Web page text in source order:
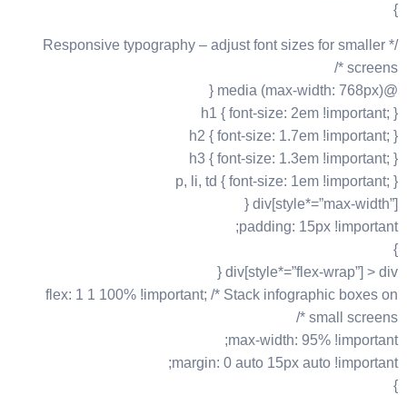
}
/* Responsive typography – adjust font sizes for smaller
screens */
@media (max-width: 768px) {
h1 { font-size: 2em !important; }
h2 { font-size: 1.7em !important; }
h3 { font-size: 1.3em !important; }
p, li, td { font-size: 1em !important; }
div[style*=”max-width”] {
padding: 15px !important;
}
div[style*=”flex-wrap”] > div {
flex: 1 1 100% !important; /* Stack infographic boxes on
small screens */
max-width: 95% !important;
margin: 0 auto 15px auto !important;
}